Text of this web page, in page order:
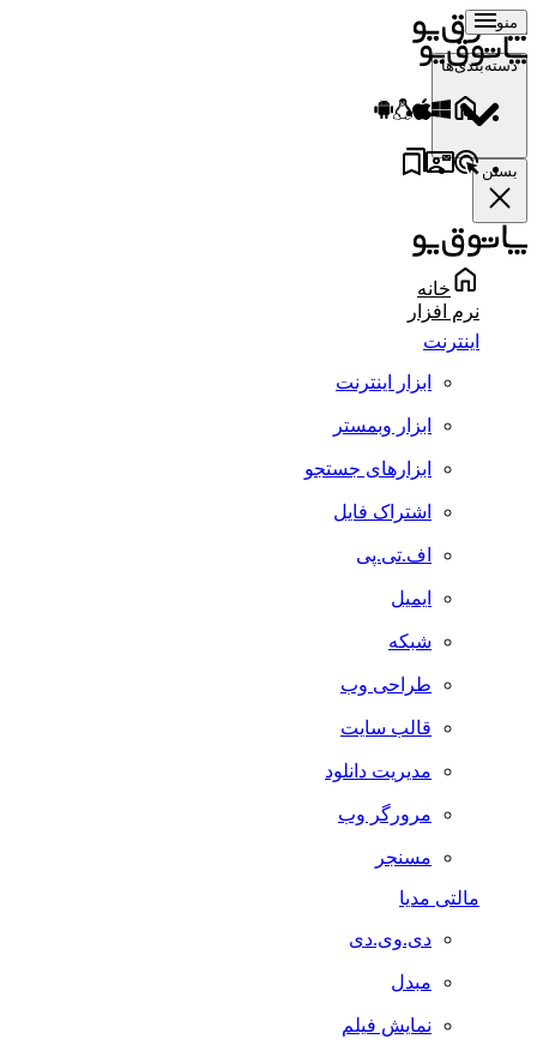
منو
دسته‌بندی‌ها
بستن
خانه
نرم افزار
اینترنت
ابزار اینترنت
ابزار وبمستر
ابزارهای جستجو
اشتراک فایل
اف.تی.پی
ایمیل
شبکه
طراحی وب
قالب سایت
مدیریت دانلود
مرورگر وب
مسنجر
مالتی مدیا
دی.وی.دی
مبدل
نمایش فیلم